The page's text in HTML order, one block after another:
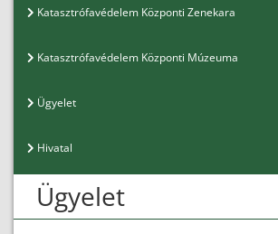
Katasztrófavédelem Központi Zenekara
Katasztrófavédelem Központi Múzeuma
Ügyelet
Hivatal
Ügyelet